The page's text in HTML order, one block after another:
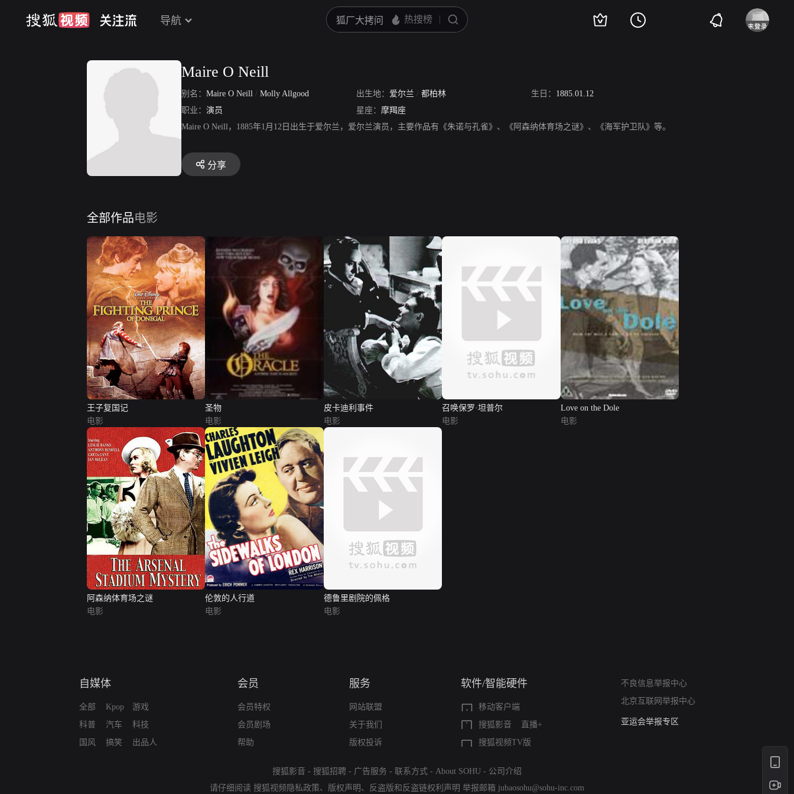
导航
Maire O Neill
别名： Maire O Neill / Molly Allgood 出生地： 爱尔兰 / 都柏林 生日： 1885.01.12
职业： 演员 星座： 摩羯座
Maire O Neill，1885年1月12日出生于爱尔兰，爱尔兰演员，主要作品有《朱诺与孔雀》、《阿森纳体育场之谜》、《海军护卫队》等。
分享
全部作品电影
王子复国记
电影
圣物
电影
皮卡迪利事件
电影
召唤保罗·坦普尔
电影
Love on the Dole
电影
阿森纳体育场之谜
电影
伦敦的人行道
电影
德鲁里剧院的佩格
电影
自媒体
全部
科普
国风
Kpop
汽车
搞笑
游戏
科技
出品人
会员
会员特权
会员剧场
帮助
服务
网站联盟
关于我们
版权投诉
软件/智能硬件
移动客户端
搜狐影音
直播+
搜狐视频TV版
不良信息举报中心
北京互联网举报中心
算法推荐专项举报
亚运会举报专区
搜狐影音 - 搜狐招聘 - 广告服务 - 联系方式 - About SOHU - 公司介绍
请仔细阅读 搜狐视频隐私政策、 版权声明 、 反盗版和反盗链权利声明 举报邮箱 jubaosohu@sohu-inc.com